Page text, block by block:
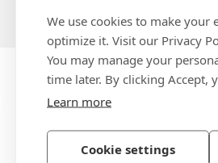
We use cookies to make your
optimize it. Visit our Privacy
You may manage your
time later. By clicking Accept,
Learn more
Cookie settings
BN 446|VSM 12852
螺塞 管螺纹
钢, 蓝色镀锌